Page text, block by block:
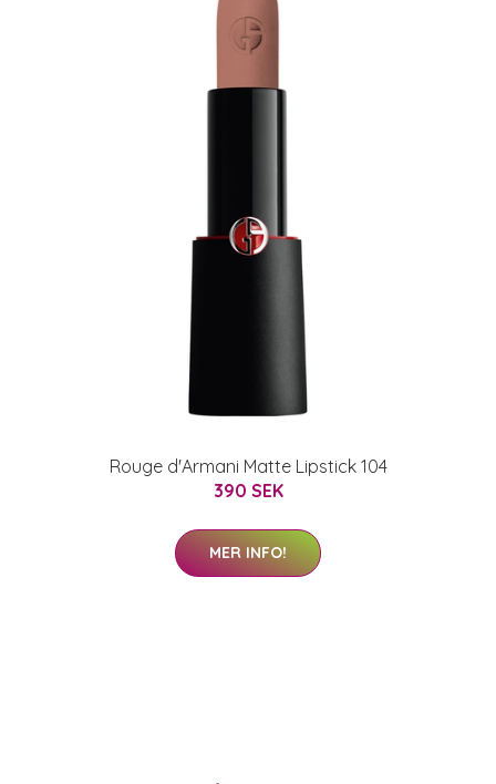
Rouge d'Armani Matte Lipstick 104
390 SEK
MER INFO!